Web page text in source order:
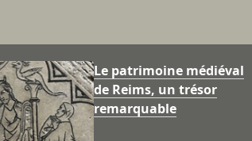
Le patrimoine médiéval
de Reims, un trésor
remarquable